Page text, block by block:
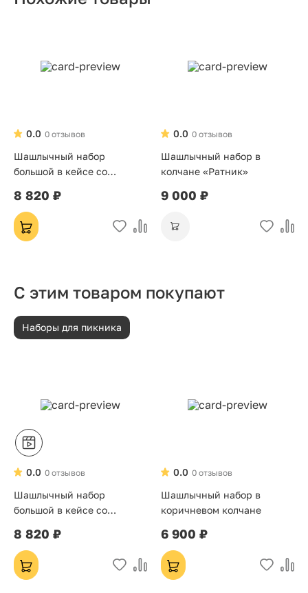
0 отзывов
0.0
Шашлычный набор
большой в кейсе со
8 820 ₽
0 отзывов
0.0
Шашлычный набор в
колчане «Ратник»
9 000 ₽
С этим товаром покупают
Наборы для пикника
0 отзывов
0.0
Шашлычный набор
большой в кейсе со
8 820 ₽
0 отзывов
0.0
Шашлычный набор в
коричневом колчане
6 900 ₽